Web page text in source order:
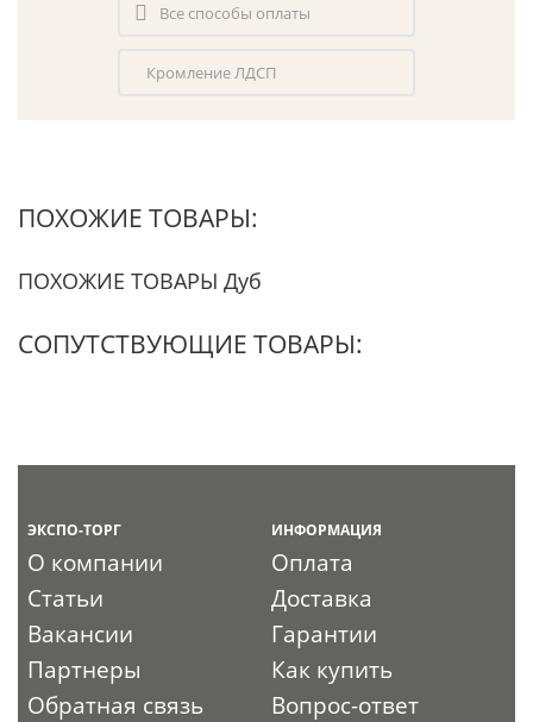
Все способы оплаты
Кромление ЛДСП
ПОХОЖИЕ ТОВАРЫ:
ПОХОЖИЕ ТОВАРЫ Дуб
СОПУТСТВУЮЩИЕ ТОВАРЫ:
ЭКСПО-ТОРГ
О компании
Статьи
Вакансии
Партнеры
Обратная связь
ИНФОРМАЦИЯ
Оплата
Доставка
Гарантии
Как купить
Вопрос-ответ